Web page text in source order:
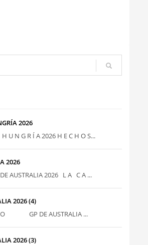
2026
U N G R Í A 2026 H E C H O S...
2026
DE AUSTRALIA 2026 L A C A ...
2026 (4)
GP DE AUSTRALIA ...
2026 (3)